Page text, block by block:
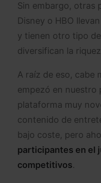
Sin embargo, otras
Disney o HBO
y tienen otro tipo
diversifican la
A raíz de eso, cabe
empezó en nuestro
plataforma muy
contenido de
bajo coste, pero
participantes en el
competitivos.